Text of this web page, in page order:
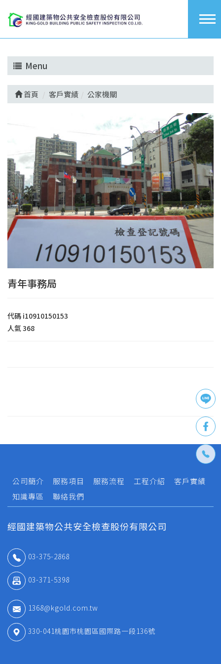
Menu
首頁 客戶實績 公家機關
青年事務局
代碼 i10910150153
人氣368
公司簡介 服務項目 服務流程 工程介紹
客戶實績
知識專區
聯絡我們
經國建築物公共安全檢查股份有限公司
03-375-2868
03-371-5398
1368@kgold.com.tw
330-041桃園市桃園區國際路一段136號